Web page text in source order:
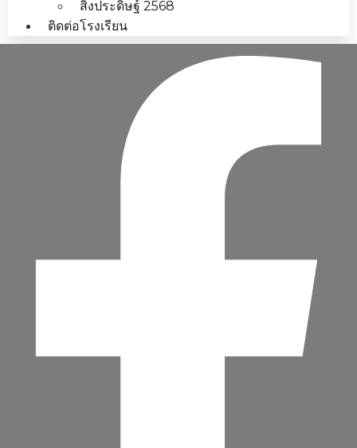
สิ่งประดิษฐ์ 2568
ติดต่อโรงเรียน